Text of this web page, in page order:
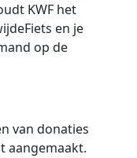
KWF het
en je
op de
van donaties
aangemaakt.